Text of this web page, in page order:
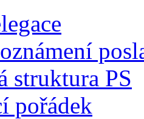
struktura PS
pořádek